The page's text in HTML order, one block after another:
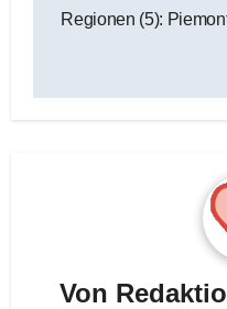
Regionen (5):
Von